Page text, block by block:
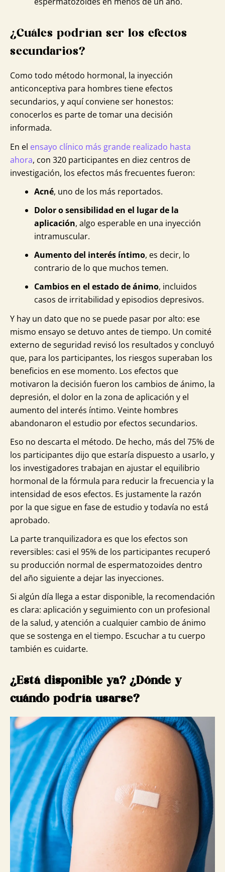
¿Cuáles podrían ser los efectos
secundarios?
Como todo método hormonal, la inyección
anticonceptiva para hombres tiene efectos
secundarios, y aquí conviene ser honestos:
conocerlos es parte de tomar una decisión
informada.
En el ensayo clínico más grande realizado hasta
ahora, con 320 participantes en diez centros de
investigación, los efectos más frecuentes fueron:
Acné, uno de los más reportados.
Dolor o sensibilidad en el lugar de la
aplicación, algo esperable en una inyección
intramuscular.
Aumento del interés íntimo, es decir, lo
contrario de lo que muchos temen.
Cambios en el estado de ánimo, incluidos
casos de irritabilidad y episodios depresivos.
Y hay un dato que no se puede pasar por alto: ese
mismo ensayo se detuvo antes de tiempo. Un comité
externo de seguridad revisó los resultados y concluyó
que, para los participantes, los riesgos superaban los
beneficios en ese momento. Los efectos que
motivaron la decisión fueron los cambios de ánimo, la
depresión, el dolor en la zona de aplicación y el
aumento del interés íntimo. Veinte hombres
abandonaron el estudio por efectos secundarios.
Eso no descarta el método. De hecho, más del 75% de
los participantes dijo que estaría dispuesto a usarlo, y
los investigadores trabajan en ajustar el equilibrio
hormonal de la fórmula para reducir la frecuencia y la
intensidad de esos efectos. Es justamente la razón
por la que sigue en fase de estudio y todavía no está
aprobado.
La parte tranquilizadora es que los efectos son
reversibles: casi el 95% de los participantes recuperó
su producción normal de espermatozoides dentro
del año siguiente a dejar las inyecciones.
Si algún día llega a estar disponible, la recomendación
es clara: aplicación y seguimiento con un profesional
de la salud, y atención a cualquier cambio de ánimo
que se sostenga en el tiempo. Escuchar a tu cuerpo
también es cuidarte.
¿Está disponible ya? ¿Dónde y
cuándo podría usarse?